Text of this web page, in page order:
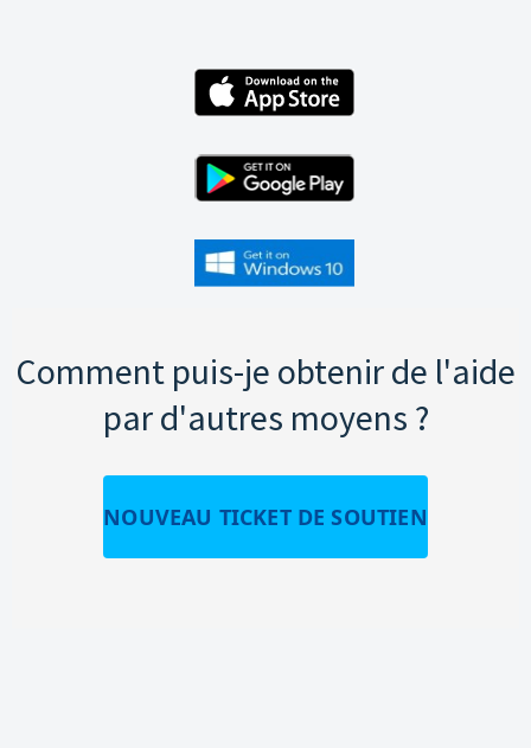
Comment puis-je obtenir de l'aide
par d'autres moyens ?
NOUVEAU TICKET DE SOUTIEN